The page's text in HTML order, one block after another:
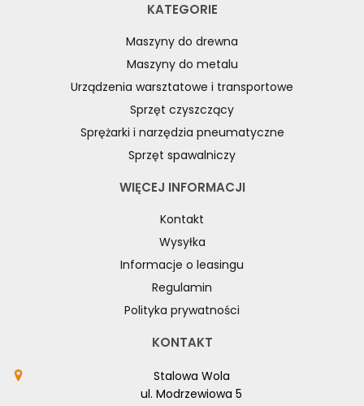
KATEGORIE
Maszyny do drewna
Maszyny do metalu
Urządzenia warsztatowe i transportowe
Sprzęt czyszczący
Sprężarki i narzędzia pneumatyczne
Sprzęt spawalniczy
WIĘCEJ INFORMACJI
Kontakt
Wysyłka
Informacje o leasingu
Regulamin
Polityka prywatności
KONTAKT
Stalowa Wola
ul. Modrzewiowa 5